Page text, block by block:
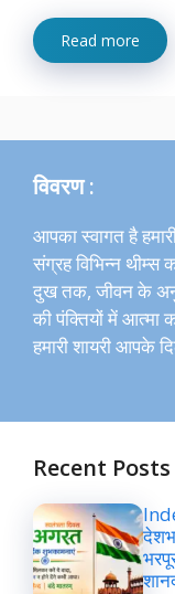
Read more
विवरण :
आपका स्वागत है हमारी
संग्रह विभिन्न
दुख तक, जीवन के
की पंक्तियों में आत्मा
हमारी शायरी आपके
Recent Posts